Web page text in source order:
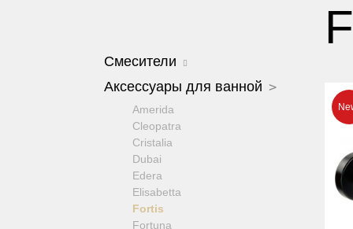
Смесители
Arcadia
Bomond
Cristalia Crystal
Dallas
Ermitage
Ermitage Mini
Fortis OLD
Fortis New
Аксессуары для ванной
Amerida
Cleopatra
Cristalia
Dubai
Edera
Elisabetta
Fortis
Fortuna